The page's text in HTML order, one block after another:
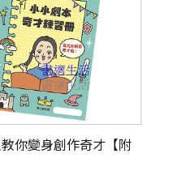
你變身創作奇才【附